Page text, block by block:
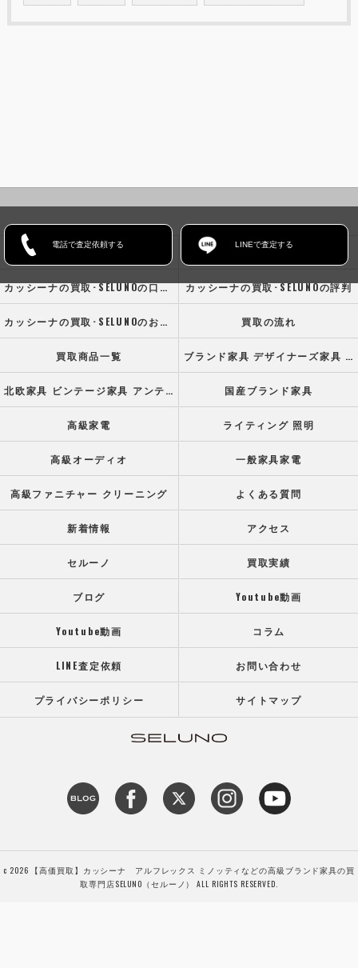
電話で査定依頼する LINEで査定する
ホーム コンセプト
カッシーナの買取･SELUNOの口コミ情報 カッシーナの買取･SELUNOの評判
カッシーナの買取･SELUNOのお客様の声 買取の流れ
買取商品一覧 ブランド家具 デザイナーズ家具 高級オフィス家具
北欧家具 ビンテージ家具 アンティーク家具 国産ブランド家具
高級家電 ライティング 照明
高級オーディオ 一般家具家電
高級ファニチャー クリーニング よくある質問
新着情報 アクセス
セルーノ 買取実績
ブログ Youtube動画
Youtube動画 コラム
LINE査定依頼 お問い合わせ
プライバシーポリシー サイトマップ
c 2026 【高価買取】カッシーナ アルフレックス ミノッティなどの高級ブランド家具の買
取専門店SELUNO（セルーノ） ALL RIGHTS RESERVED.